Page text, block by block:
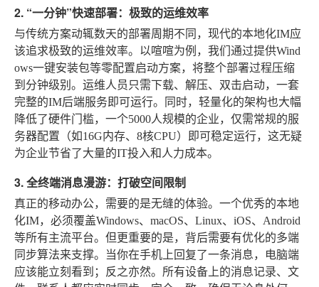
2. “一分钟”快速部署：极致的运维效率
与传统方案动辄数天的部署周期不同，现代的本地化IM应
该追求极致的运维效率。以喧喧为例，我们通过提供Wind
ows一键安装包等零配置启动方案，将整个部署过程压缩
到分钟级别。运维人员只需下载、解压、双击启动，一套
完整的IM后端服务即可运行。同时，轻量化的架构也大幅
降低了硬件门槛，一个5000人规模的企业，仅需常规的服
务器配置（如16G内存、8核CPU）即可稳定运行，这无疑
为企业节省了大量的IT投入和人力成本。
3. 全终端消息漫游：打破空间限制
真正的移动办公，需要的是无缝的体验。一个优秀的本地
化IM，必须覆盖Windows、macOS、Linux、iOS、Android
等所有主流平台。但更重要的是，背后需要有优化的多端
同步算法来支撑。当你在手机上回复了一条消息，电脑端
应该能立刻看到；反之亦然。所有设备上的消息记录、文